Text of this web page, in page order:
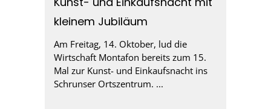
kleinem Jubiläum
Am Freitag, 14. Oktober, lud die
Wirtschaft Montafon bereits zum 15.
Mal zur Kunst- und Einkaufsnacht ins
Schrunser Ortszentrum. ...